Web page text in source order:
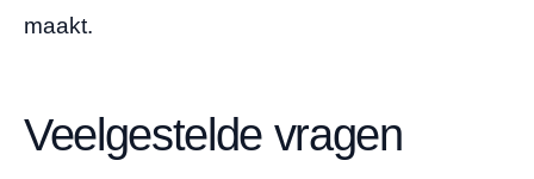
maakt.
Veelgestelde vragen